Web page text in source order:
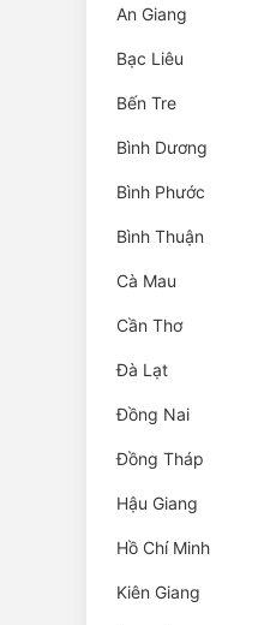
An Giang
Bạc Liêu
Bến Tre
Bình Dương
Bình Phước
Bình Thuận
Cà Mau
Cần Thơ
Đà Lạt
Đồng Nai
Đồng Tháp
Hậu Giang
Hồ Chí Minh
Kiên Giang